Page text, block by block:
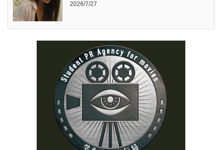
2026/7/27